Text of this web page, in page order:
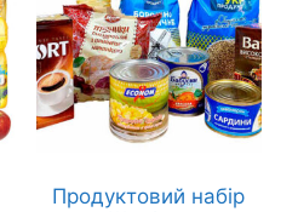
Продуктовий набір